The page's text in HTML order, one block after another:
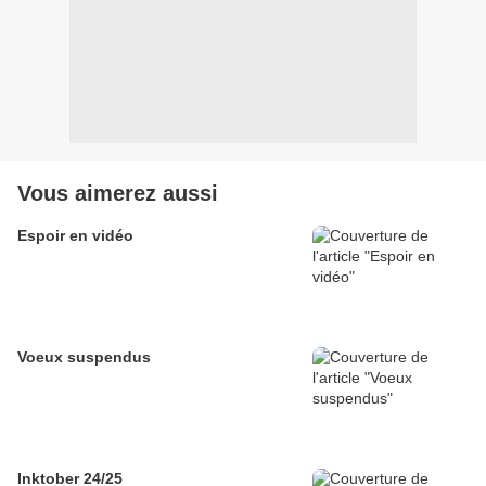
Vous aimerez aussi
Espoir en vidéo
Voeux suspendus
Inktober 24/25